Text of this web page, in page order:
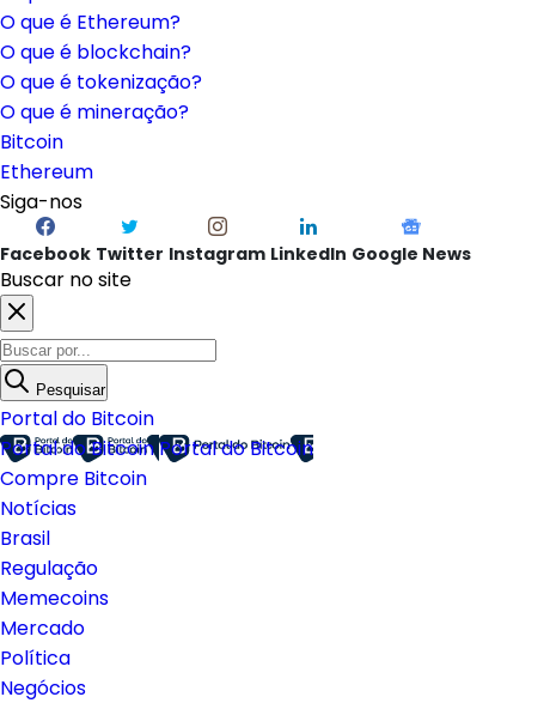
O que é Ethereum?
O que é blockchain?
O que é tokenização?
O que é mineração?
Bitcoin
Ethereum
Siga-nos
Facebook Twitter Instagram LinkedIn Google News
Buscar no site
Pesquisar
Portal do Bitcoin
Portal do BitcoinPortal do Bitcoin
Compre Bitcoin
Notícias
Brasil
Regulação
Memecoins
Mercado
Política
Negócios